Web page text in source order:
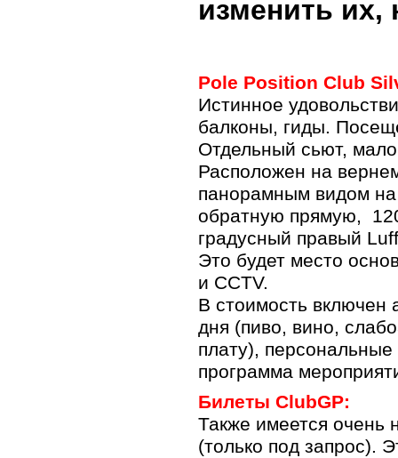
изменить их,
Pole Position Club
Истинное
балконы, гиды.
Отдельный сьют,
Расположен на
панорамным видом
обратную прямую,
градусный правый
Это будет место
и CCTV.
В стоимость включен
дня (пиво, вино,
плату),
программа
Билеты ClubGP:
Также имеется очень
(только под запрос).